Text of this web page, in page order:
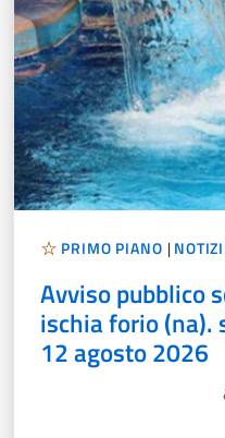
PRIMO PIANO |
Avviso pubblico
ischia forio (na).
12 agosto 2026
&nb